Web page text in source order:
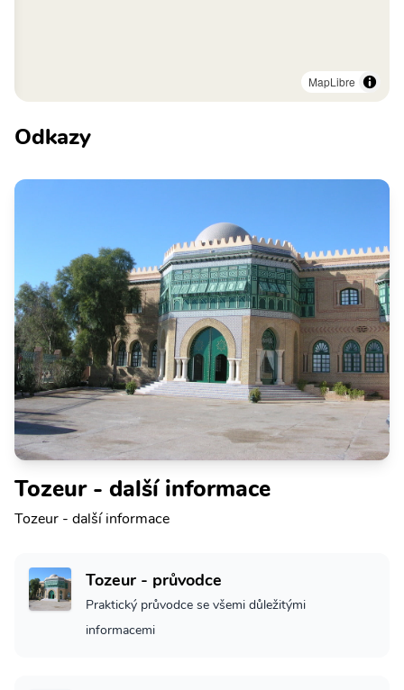
MapLibre
Odkazy
Tozeur - další informace
Tozeur - další informace
Tozeur - průvodce
Praktický průvodce se všemi důležitými
informacemi